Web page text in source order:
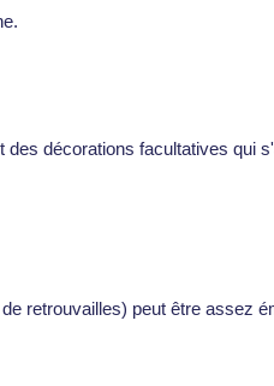
des décorations facultatives qui
retrouvailles) peut être assez